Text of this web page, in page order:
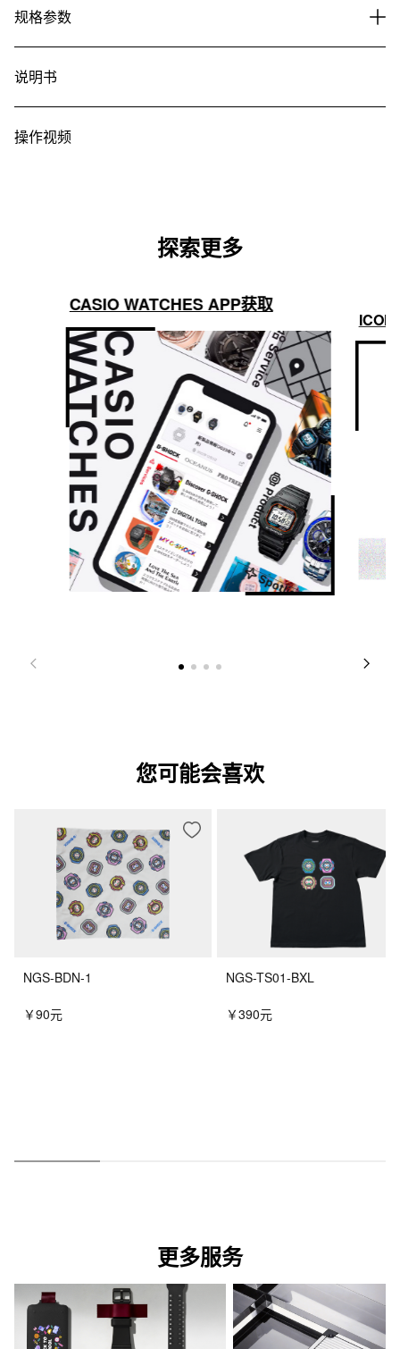
规格参数
说明书
操作视频
探索更多
CASIO WATCHES APP获取
您可能会喜欢
NGS-BDN-1
￥90元
NGS-TS01-BXL
￥390元
更多服务